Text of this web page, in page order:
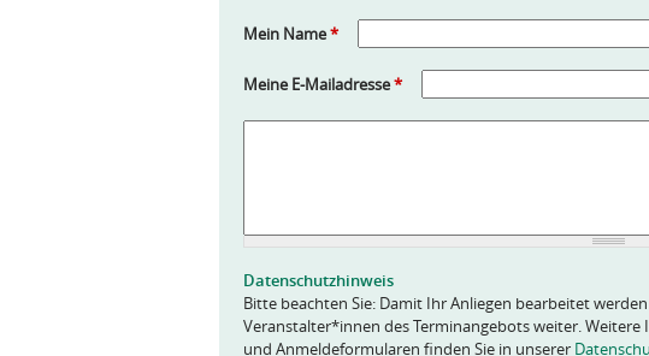
Mein Name*
Meine E-Mailadresse*
*
Datenschutzhinweis
Bitte beachten Sie: Damit Ihr Anliegen bearbeitet
Veranstalter*innen des Terminangebots weiter.
und Anmeldeformularen finden Sie in unserer